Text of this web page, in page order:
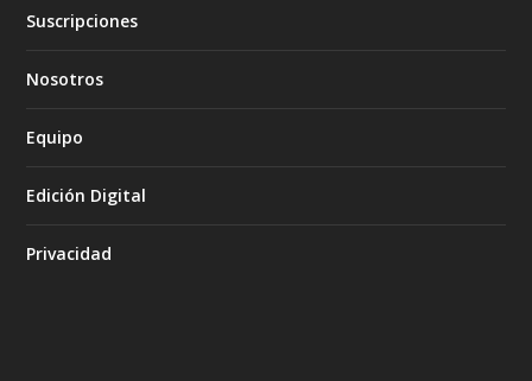
Suscripciones
Nosotros
Equipo
Edición Digital
Privacidad